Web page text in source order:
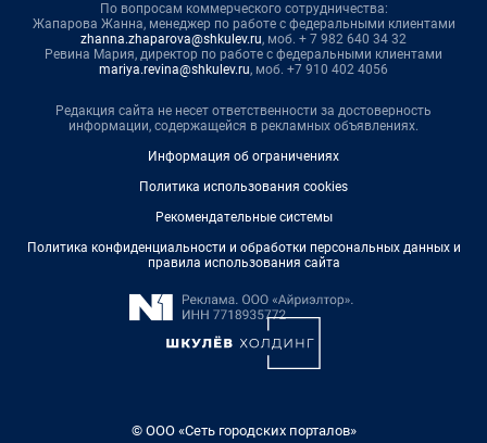
По вопросам коммерческого сотрудничества:
Жапарова Жанна, менеджер по работе с федеральными клиентами
zhanna.zhaparova@shkulev.ru, моб. + 7 982 640 34 32
Ревина Мария, директор по работе с федеральными клиентами
mariya.revina@shkulev.ru, моб. +7 910 402 4056
Редакция сайта не несет ответственности за достоверность
информации, содержащейся в рекламных объявлениях.
Информация об ограничениях
Политика использования cookies
Рекомендательные системы
Политика конфиденциальности и обработки персональных данных и
правила использования сайта
© ООО «Сеть городских порталов»